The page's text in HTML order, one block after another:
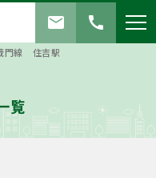
call
mail
門線 住吉駅
覧